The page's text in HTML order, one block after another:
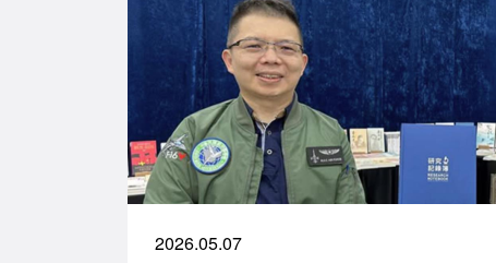
2026.05.07